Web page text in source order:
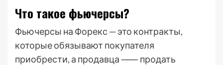
Что такое фьючерсы?
Фьючерсы на Форекс — это контракты,
которые обязывают покупателя
приобрести, а продавца ⸺ продать